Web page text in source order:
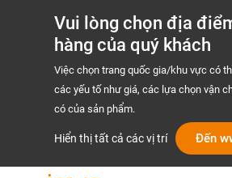
Vui lòng chọn địa
hàng của quý khách
Việc chọn trang quốc gia/khu vực có
các yếu tố như giá, các lựa chọn vận
có của sản phẩm.
Hiển thị tất cả các vị trí Đến